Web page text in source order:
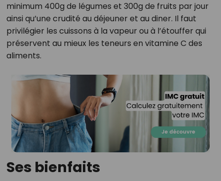
minimum 400g de légumes et 300g de fruits par jour
ainsi qu’une crudité au déjeuner et au diner. Il faut
privilégier les cuissons à la vapeur ou à l’étouffer qui
préservent au mieux les teneurs en vitamine C des
aliments.
Ses bienfaits